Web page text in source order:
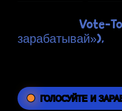
платформаVote-
зарабатывай»),
ГОЛОСУЙТЕ И